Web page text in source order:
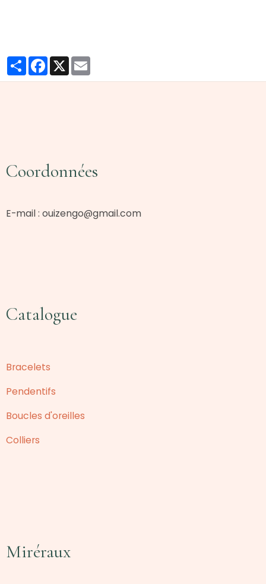
PartagerFacebook
X
Coordonnées
E-mail : ouizengo@gmail.com
Catalogue
Bracelets
Pendentifs
Boucles d'oreilles
Colliers
Miréraux